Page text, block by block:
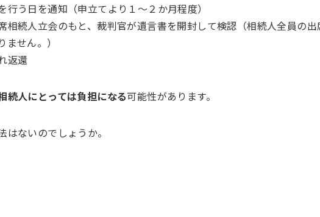
う日を通知（申立てより１～２か月程度）
続人立会のもと、裁判官が遺言書を開封して検認（相続人全員の出
せん。）
返還
続人にとっては負担になる可能性があります。
ないのでしょうか。